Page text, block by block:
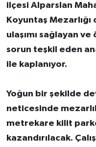
ilçesi Alparslan
Koyuntaş
ulaşımı sağlayan
sorun teşkil eden
ile kaplanıyor.
Yoğun bir şekilde
neticesinde
metrekare kilit
kazandırılacak.